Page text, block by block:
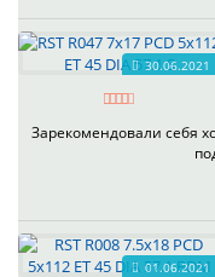
30.06.2021
Зарекомендовали себя
01.06.2021